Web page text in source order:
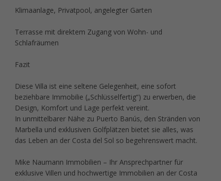
Klimaanlage, Privatpool, angelegter Garten
Terrasse mit direktem Zugang von Wohn- und
Schlafräumen
Fazit
Diese Villa ist eine seltene Gelegenheit, eine sofort
beziehbare Immobilie („Schlüsselfertig“) zu erwerben, die
Design, Komfort und Lage perfekt vereint.
In unmittelbarer Nähe zu Puerto Banús, den Stränden von
Marbella und exklusiven Golfplätzen bietet sie alles, was
das Leben an der Costa del Sol so begehrenswert macht.
Mike Naumann Immobilien – Ihr Ansprechpartner für
exklusive Villen und hochwertige Immobilien an der Costa